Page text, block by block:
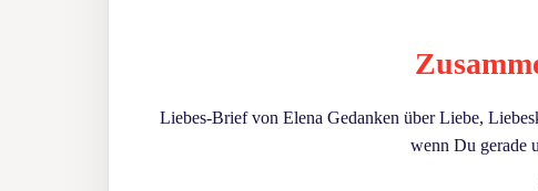
Liebes-Brief von Elena Gedanken über Liebe,
wenn Du gerade